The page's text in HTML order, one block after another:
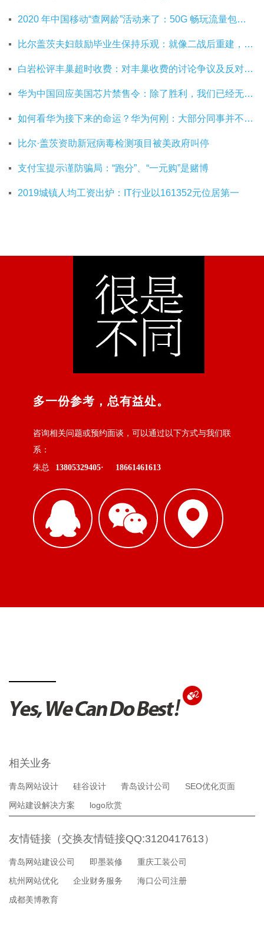
2020 年中国移动“查网龄”活动来了：50G 畅玩流量包，钻石勋章宽带提速至 1000 M
比尔盖茨夫妇鼓励毕业生保持乐观：就像二战后重建，你们将引领潮流
白岩松评丰巢超时收费：对丰巢收费的讨论争议及反对其实是件好事
华为中国回应美国芯片禁售令：除了胜利，我们已经无路可走
如何看华为接下来的命运？华为何刚：大部分同事并不悲观
比尔·盖茨资助新冠病毒检测项目被美政府叫停
支付宝提示谨防骗局：“跑分”、“一元购”是赌博
2019城镇人均工资出炉：IT行业以161352元位居第一
多一份参考，总有益处。
咨询相关问题或预约面谈，可以通过以下方式与我们联
系：
朱总
13805329405· 18661461613
相关业务
青岛网站设计 硅谷设计 青岛设计公司
SEO优化页面
网站建设解决方案
logo欣赏
友情链接（交换友情链接QQ:3120417613）
青岛网站建设公司 即墨装修
重庆工装公司
杭州网站优化
企业财务服务
海口公司注册
成都美博教育